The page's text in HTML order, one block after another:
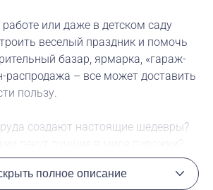
или даже в детском саду
веселый праздник и помочь
базар, ярмарка, «гараж-
распродажа – все может доставить
пользу.
создают настоящие шедевры?
школьные ярмарки – лучший
таланты!
полное описание